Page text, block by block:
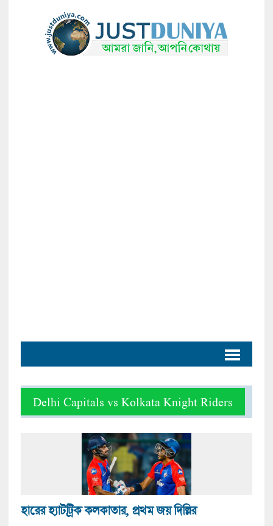
Delhi Capitals vs Kolkata Knight Riders
হারের হ্যাটট্রিক কলকাতার, প্রথম জয় দিল্লির